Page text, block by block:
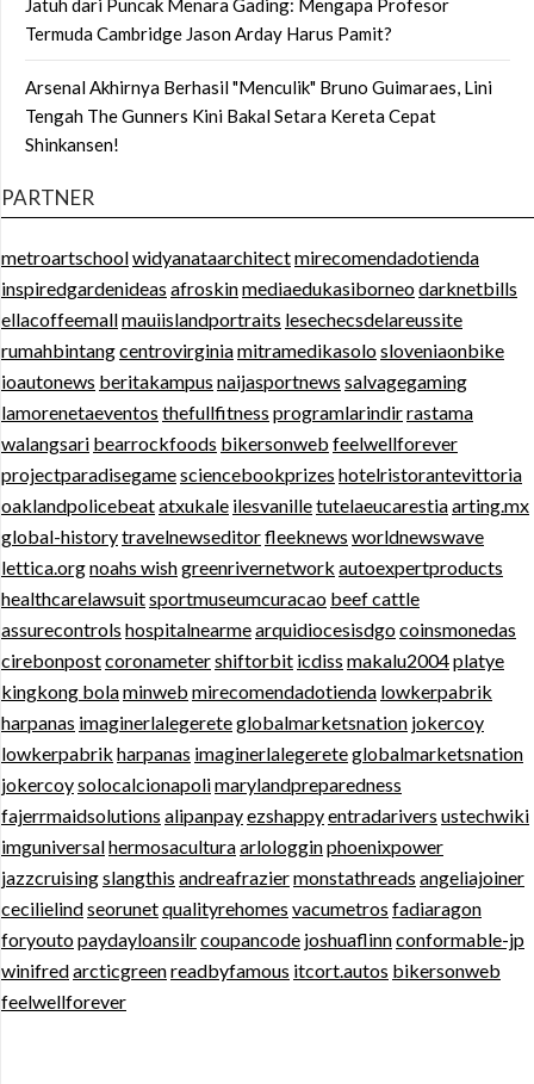
Jatuh dari Puncak Menara Gading: Mengapa Profesor
Termuda Cambridge Jason Arday Harus Pamit?
Arsenal Akhirnya Berhasil "Menculik" Bruno Guimaraes, Lini
Tengah The Gunners Kini Bakal Setara Kereta Cepat
Shinkansen!
PARTNER
metroartschoolwidyanataarchitectmirecomendadotienda
inspiredgardenideas afroskinmediaedukasiborneodarknetbills
ellacoffeemallmauiislandportraits lesechecsdelareussite
rumahbintangcentrovirginiamitramedikasolosloveniaonbike
ioautonews beritakampus naijasportnews salvagegaming
lamorenetaeventos thefullfitness programlarindirrastama
walangsari bearrockfoods bikersonweb feelwellforever
projectparadisegamesciencebookprizes hotelristorantevittoria
oaklandpolicebeatatxukale ilesvanilletutelaeucarestiaarting.mx
global-historytravelnewseditorfleeknews worldnewswave
lettica.orgnoahs wishgreenrivernetwork autoexpertproducts
healthcarelawsuitsportmuseumcuracao beef cattle
assurecontrols hospitalnearmearquidiocesisdgocoinsmonedas
cirebonpostcoronametershiftorbit icdiss makalu2004platye
kingkong bolaminweb mirecomendadotienda lowkerpabrik
harpanas imaginerlalegereteglobalmarketsnation jokercoy
lowkerpabrik harpanas imaginerlalegereteglobalmarketsnation
jokercoysolocalcionapolimarylandpreparedness
fajerrmaidsolutions alipanpayezshappyentradarivers ustechwiki
imguniversalhermosaculturaarlologginphoenixpower
jazzcruisingslangthis andreafraziermonstathreads angeliajoiner
cecilielindseorunetqualityrehomes vacumetros fadiaragon
foryoutopaydayloansilrcoupancode joshuaflinnconformable-jp
winifredarcticgreenreadbyfamous itcort.autos bikersonweb
feelwellforever